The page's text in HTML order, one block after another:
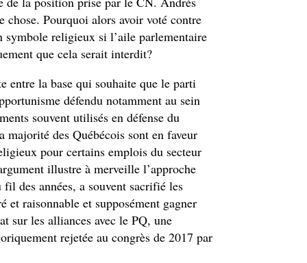
chose. Pourquoi alors avoir voté contre
religieux si l’aile parlementaire
que cela serait interdit?
entre la base qui souhaite que le parti
défendu notamment au sein
souvent utilisés en défense du
des Québécois sont en faveur
pour certains emplois du secteur
illustre à merveille l’approche
des années, a souvent sacrifié les
et raisonnable et supposément gagner
sur les alliances avec le PQ, une
rejetée au congrès de 2017 par